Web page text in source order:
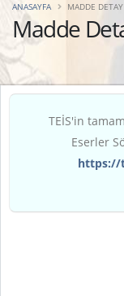
Madde
ANASAYFA MADDE DETAY
TEİS'in
Eserler
https://